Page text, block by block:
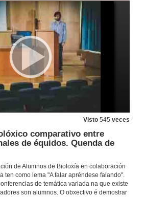
Visto 545 veces
comparativo entre
de équidos. Quenda de
de Alumnos de Bioloxía en colaboración
ten como lema "A falar apréndese falando".
de temática variada na que existe
son alumnos. O obxectivo é demostrar
Inauguración das xornadas DIVULGATE 2017